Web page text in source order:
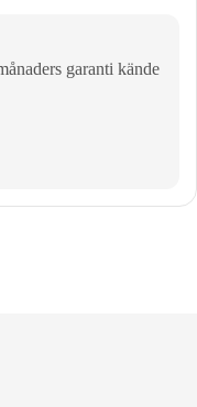
garanti kände